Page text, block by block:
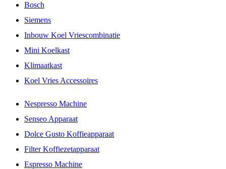
Bosch
Siemens
Inbouw Koel Vriescombinatie
Mini Koelkast
Klimaatkast
Koel Vries Accessoires
Nespresso Machine
Senseo Apparaat
Dolce Gusto Koffieapparaat
Filter Koffiezetapparaat
Espresso Machine